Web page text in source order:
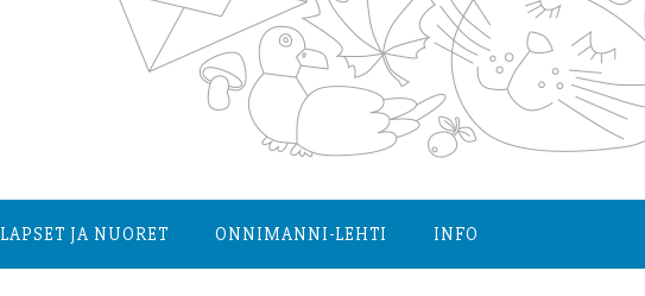
LAPSET JA NUORET ONNIMANNI-LEHTI INFO